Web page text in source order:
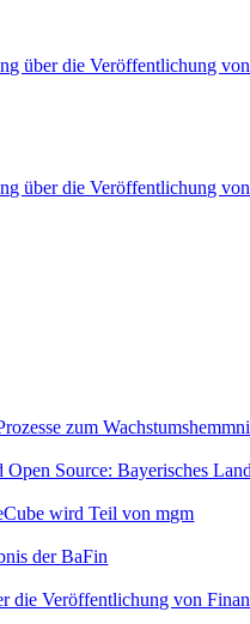
über die Veröffentlichung
über die Veröffentlichung
zum
Source: Bayerisches
wird Teil von mgm
der BaFin
Veröffentlichung von